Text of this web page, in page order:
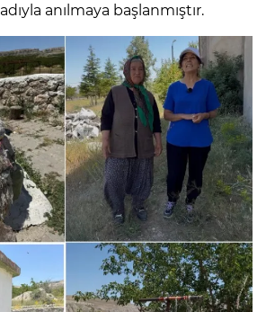
adıyla anılmaya başlanmıştır.